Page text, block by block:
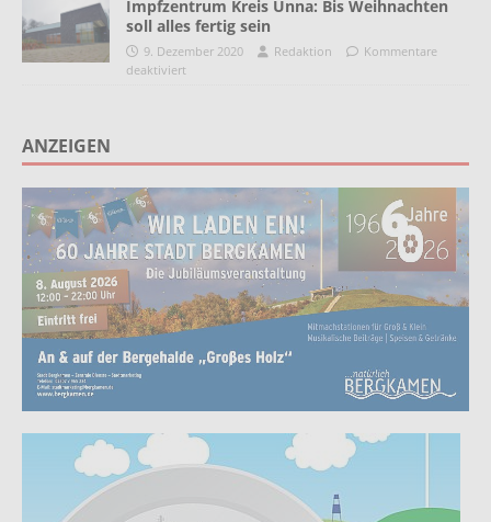
Impfzentrum Kreis Unna: Bis Weihnachten
soll alles fertig sein
9. Dezember 2020 Redaktion
Kommentare
deaktiviert
ANZEIGEN